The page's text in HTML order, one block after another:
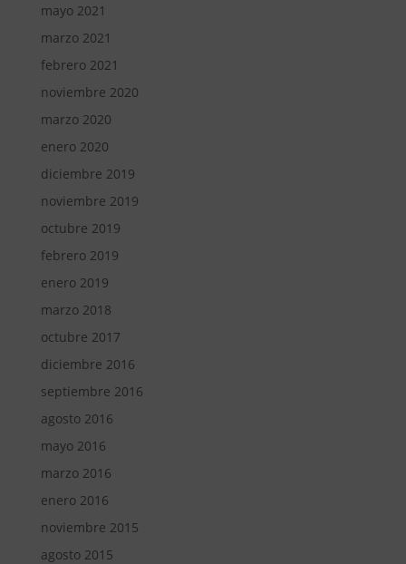
mayo 2021
marzo 2021
febrero 2021
noviembre 2020
marzo 2020
enero 2020
diciembre 2019
noviembre 2019
octubre 2019
febrero 2019
enero 2019
marzo 2018
octubre 2017
diciembre 2016
septiembre 2016
agosto 2016
mayo 2016
marzo 2016
enero 2016
noviembre 2015
agosto 2015